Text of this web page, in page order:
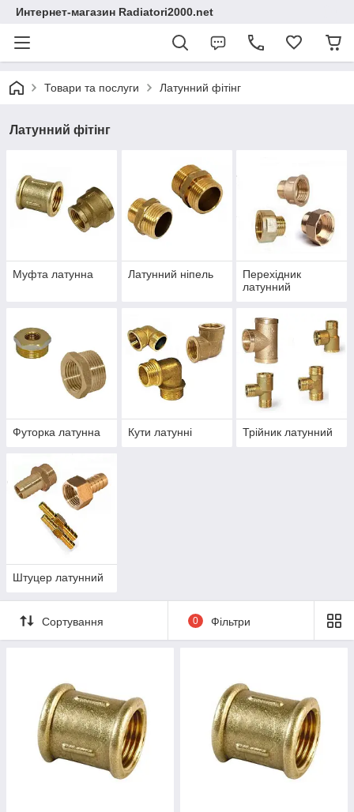
Интернет-магазин Radiatori2000.net
Товари та послуги Латунний фітінг
Латунний фітінг
Муфта латунна Латунний ніпель
Перехідник
латунний
Футорка латунна Кути латунні Трійник латунний
Штуцер латунний
Сортування 0 Фільтри